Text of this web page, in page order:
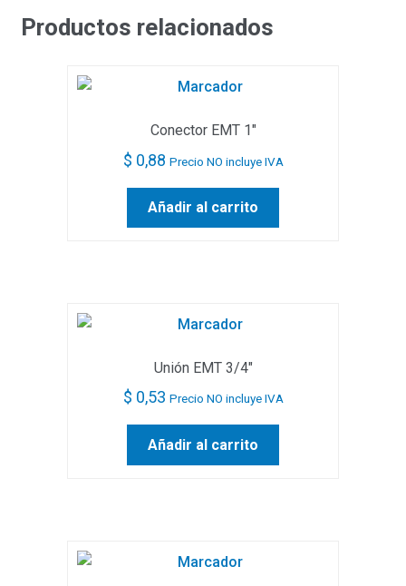
Productos relacionados
Conector EMT 1″
$ 0,88 Precio NO incluye IVA
Añadir al carrito
Unión EMT 3/4″
$ 0,53 Precio NO incluye IVA
Añadir al carrito